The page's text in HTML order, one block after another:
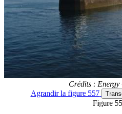
Crédits : Energy
Agrandirla figure 557
Figure